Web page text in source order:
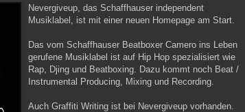
Nevergiveup, das Schaffhauser independent
Musiklabel, ist mit einer neuen Homepage am Start.
Das vom Schaffhauser Beatboxer Camero ins Leben
gerufene Musiklabel ist auf Hip Hop spezialisiert wie
Rap, Djing und Beatboxing. Dazu kommt noch Beat /
Instrumental Producing, Mixing und Recording.
Auch Graffiti Writing ist bei Nevergiveup vorhanden.